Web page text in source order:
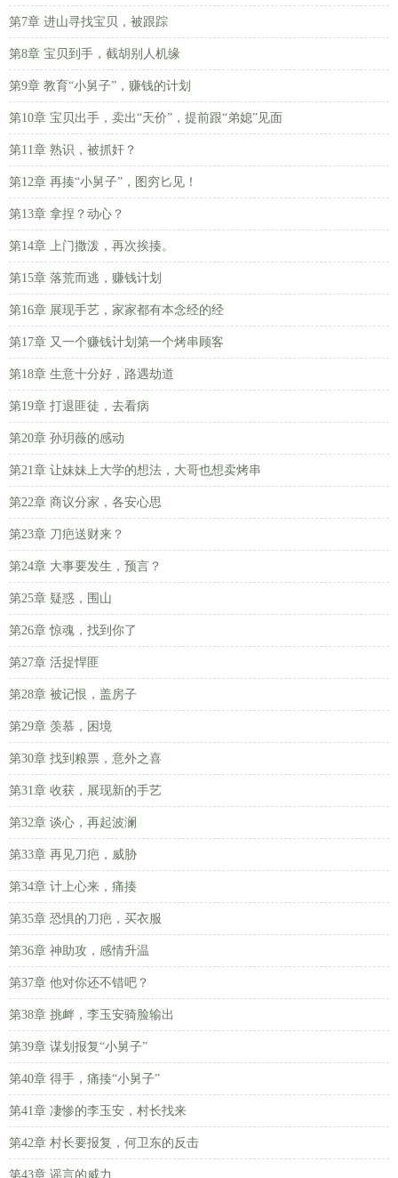
第7章 进山寻找宝贝，被跟踪
第8章 宝贝到手，截胡别人机缘
第9章 教育“小舅子”，赚钱的计划
第10章 宝贝出手，卖出“天价”，提前跟“弟媳”见面
第11章 熟识，被抓奸？
第12章 再揍“小舅子”，图穷匕见！
第13章 拿捏？动心？
第14章 上门撒泼，再次挨揍。
第15章 落荒而逃，赚钱计划
第16章 展现手艺，家家都有本念经的经
第17章 又一个赚钱计划第一个烤串顾客
第18章 生意十分好，路遇劫道
第19章 打退匪徒，去看病
第20章 孙玥薇的感动
第21章 让妹妹上大学的想法，大哥也想卖烤串
第22章 商议分家，各安心思
第23章 刀疤送财来？
第24章 大事要发生，预言？
第25章 疑惑，围山
第26章 惊魂，找到你了
第27章 活捉悍匪
第28章 被记恨，盖房子
第29章 羡慕，困境
第30章 找到粮票，意外之喜
第31章 收获，展现新的手艺
第32章 谈心，再起波澜
第33章 再见刀疤，威胁
第34章 计上心来，痛揍
第35章 恐惧的刀疤，买衣服
第36章 神助攻，感情升温
第37章 他对你还不错吧？
第38章 挑衅，李玉安骑脸输出
第39章 谋划报复“小舅子”
第40章 得手，痛揍“小舅子”
第41章 凄惨的李玉安，村长找来
第42章 村长要报复，何卫东的反击
第43章 谣言的威力